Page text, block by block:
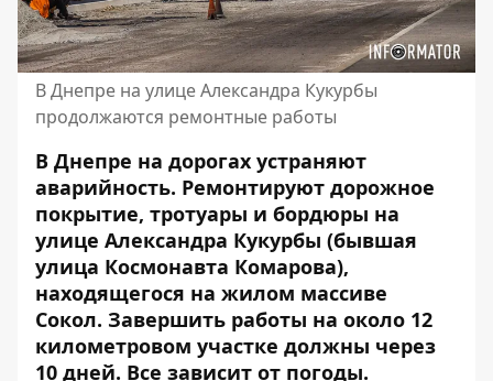
В Днепре на улице Александра Кукурбы
продолжаются ремонтные работы
В Днепре на дорогах устраняют
аварийность. Ремонтируют дорожное
покрытие, тротуары и бордюры на
улице Александра Кукурбы (бывшая
улица Космонавта Комарова),
находящегося на жилом массиве
Сокол. Завершить работы на около 12
километровом участке должны через
10 дней. Все зависит от погоды.